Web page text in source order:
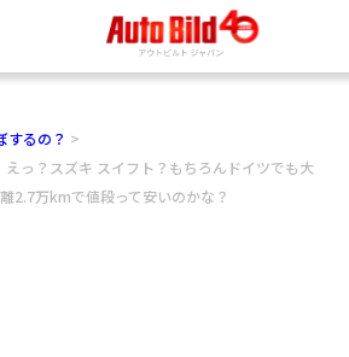
するの？
えっ？スズキ スイフト？もちろんドイツでも大
2.7万kmで値段って安いのかな？